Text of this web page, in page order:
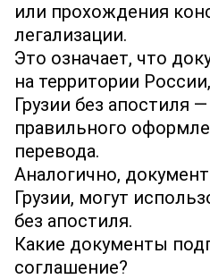
или прохождения
легализации.
Это означает, что
на территории
Грузии без апостиля
правильного
перевода.
Аналогично,
Грузии, могут
без апостиля.
Какие документы
соглашение?